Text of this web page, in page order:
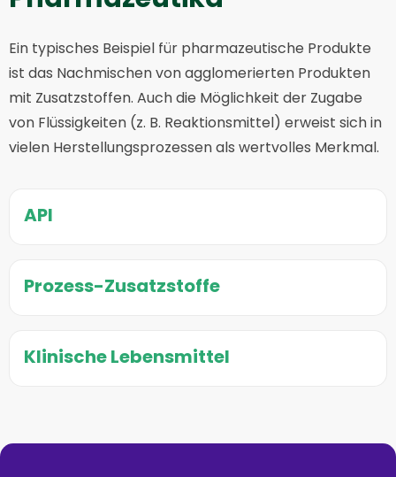
Ein typisches Beispiel für pharmazeutische Produkte
ist das Nachmischen von agglomerierten Produkten
mit Zusatzstoffen. Auch die Möglichkeit der Zugabe
von Flüssigkeiten (z. B. Reaktionsmittel) erweist sich in
vielen Herstellungsprozessen als wertvolles Merkmal.
API
Prozess-Zusatzstoffe
Klinische Lebensmittel